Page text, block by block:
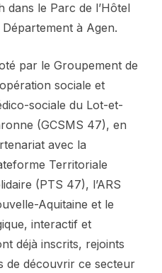
dans le Parc de l’Hôtel
Département à Agen.
par le Groupement de
sociale et
sociale du Lot-et-
(GCSMS 47), en
avec la
Territoriale
(PTS 47), l’ARS
Aquitaine et le
interactif et
déjà inscrits, rejoints
de découvrir ce secteur